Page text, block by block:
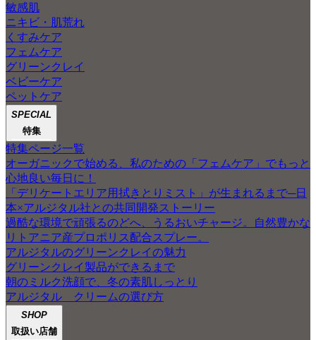
敏感肌
ニキビ・肌荒れ
くすみケア
フェムケア
グリーンクレイ
ベビーケア
ペットケア
SPECIAL
特集
特集ページ一覧
オーガニックで始める、私のための「フェムケア」でもっと
心地良い毎日に！
「デリケートエリア用拭きとりミスト」が生まれるまで─日
本×アルジタル社との共同開発ストーリー
過酷な環境で頑張るのどへ、うるおいチャージ。自然豊かな
リトアニア産プロポリス配合スプレー。
アルジタルのグリーンクレイの魅力
グリーンクレイ製品ができるまで
朝のミルク洗顔で、冬の素肌しっとり
アルジタル クリームの選び方
SHOP
取扱い店舗